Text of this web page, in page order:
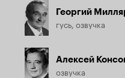
Георгий
гусь, озвучка
Алексей
озвучка